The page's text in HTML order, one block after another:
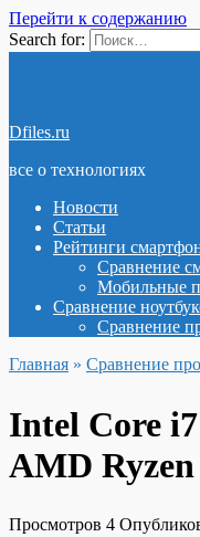
Перейти к содержанию
Search for:
Dfiles.ru
все о технологиях
Новости
Статьи
Рейтинги
Сравнение
Мобильные
Сравнение
Сравнение
Главная » Сравнение
Intel Core
AMD
Просмотров 4